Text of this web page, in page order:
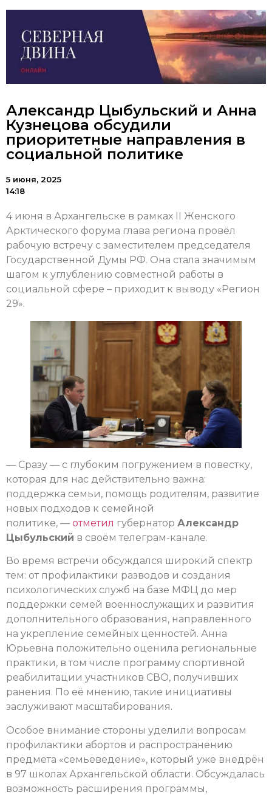
Александр Цыбульский и Анна
Кузнецова обсудили
приоритетные направления в
социальной политике
5 июня, 2025
14:18
4 июня в Архангельске в рамках II Женского
Арктического форума глава региона провёл
рабочую встречу с заместителем председателя
Государственной Думы РФ. Она стала значимым
шагом к углублению совместной работы в
социальной сфере – приходит к выводу «Регион
29».
— Сразу — с глубоким погружением в повестку,
которая для нас действительно важна:
поддержка семьи, помощь родителям, развитие
новых подходов к семейной
политике, — отметил губернатор Александр
Цыбульский в своём телеграм-канале.
Во время встречи обсуждался широкий спектр
тем: от профилактики разводов и создания
психологических служб на базе МФЦ до мер
поддержки семей военнослужащих и развития
дополнительного образования, направленного
на укрепление семейных ценностей. Анна
Юрьевна положительно оценила региональные
практики, в том числе программу спортивной
реабилитации участников СВО, получивших
ранения. По её мнению, такие инициативы
заслуживают масштабирования.
Особое внимание стороны уделили вопросам
профилактики абортов и распространению
предмета «семьеведение», который уже внедрён
в 97 школах Архангельской области. Обсуждалась
возможность расширения программы,